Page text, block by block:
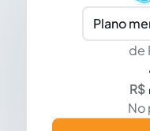
Plano
de
R$
No